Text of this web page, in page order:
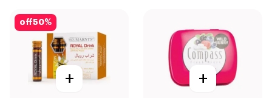
+
50%
off
+